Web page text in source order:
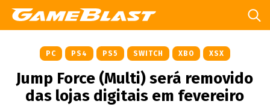
PC PS4 PS5 SWITCH XBO XSX
Jump Force (Multi) será removido
das lojas digitais em fevereiro